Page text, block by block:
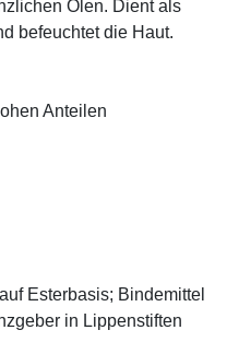
Ölen. Dient als
befeuchtet die Haut.
Anteilen
Esterbasis; Bindemittel
in Lippenstiften